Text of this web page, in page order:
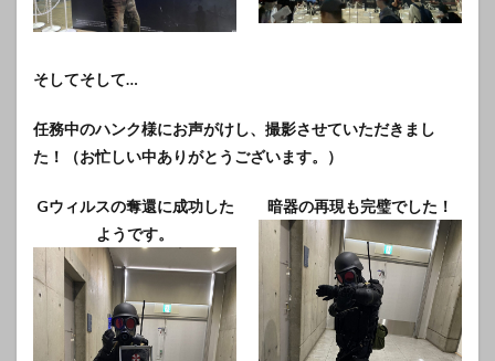
そしてそして…
任務中のハンク様にお声がけし、撮影させていただきまし
た！（お忙しい中ありがとうございます。）
Gウィルスの奪還に成功した
ようです。
暗器の再現も完璧でした！